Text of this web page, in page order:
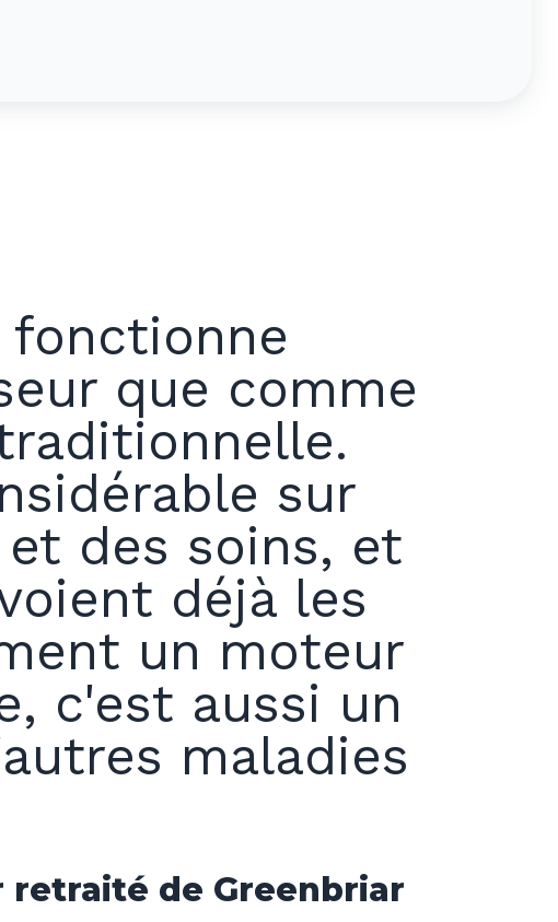
fonctionne
que comme
sur
des soins, et
déjà les
un moteur
c'est aussi un
maladies
de Greenbriar